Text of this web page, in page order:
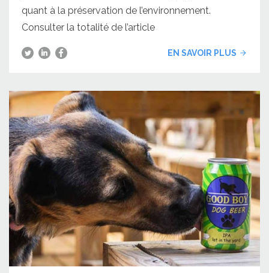
quant à la préservation de l’environnement.
Consulter la totalité de l’article
EN SAVOIR PLUS